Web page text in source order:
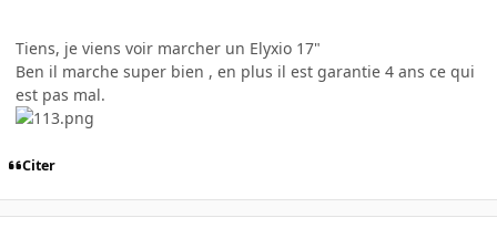
Tiens, je viens voir marcher un Elyxio 17"
Ben il marche super bien , en plus il est garantie 4 ans ce qui
est pas mal.
Citer